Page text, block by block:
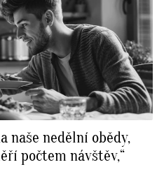
naše nedělní obědy,
počtem návštěv,“